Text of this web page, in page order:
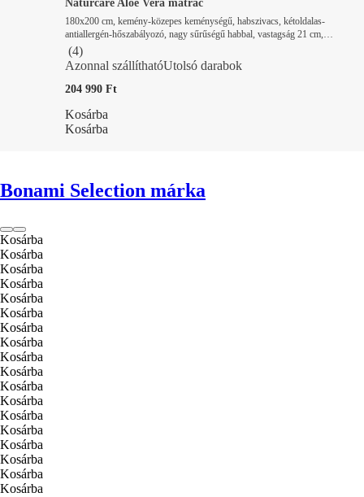
Naturcare Aloe Vera matrac
180x200 cm, kemény-közepes keménységű, habszivacs, kétoldalas-
antiallergén-hőszabályozó, nagy sűrűségű habbal, vastagság 21 cm,
terhelhetőség 180 kg
(4)
Azonnal szállíthatóUtolsó darabok
204 990 Ft
Kosárba
Kosárba
Bonami Selection márka
Kosárba
Kosárba
Kosárba
Kosárba
Kosárba
Kosárba
Kosárba
Kosárba
Kosárba
Kosárba
Kosárba
Kosárba
Kosárba
Kosárba
Kosárba
Kosárba
Kosárba
Kosárba